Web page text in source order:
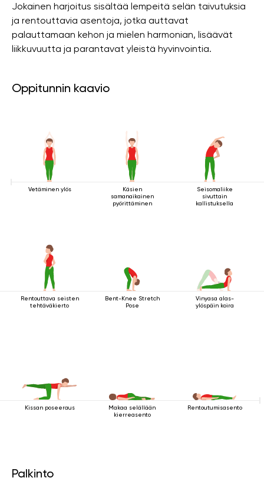
Jokainen harjoitus sisältää lempeitä selän taivutuksia
ja rentouttavia asentoja, jotka auttavat
palauttamaan kehon ja mielen harmonian, lisäävät
liikkuvuutta ja parantavat yleistä hyvinvointia.
Oppitunnin kaavio
Vetäminen ylös
Käsien
samanaikainen
pyörittäminen
Seisomaliike
sivuttain
kallistuksella
Rentouttava seisten
tehtäväkierto
Bent-Knee Stretch
Pose
Vinyasa alas-
ylöspäin koira
Kissan poseeraus
Makaa selällään
kierreasento
Rentoutumisasento
Palkinto